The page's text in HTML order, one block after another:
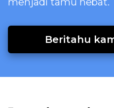
Beritahu